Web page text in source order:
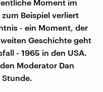
Moment im
Beispiel verliert
- ein Moment, der
Geschichte geht
- 1965 in den USA.
Moderator Dan